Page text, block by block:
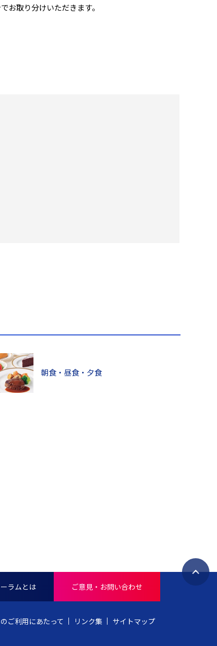
お取り分けいただきます。
朝食・昼食・夕食
ペ
ラムとは ご意見・お問い合わせ
ご利用にあたって リンク集 サイトマップ